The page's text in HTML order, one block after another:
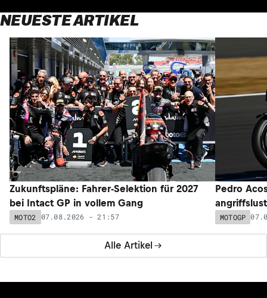
NEUESTE ARTIKEL
Alle Artikel
Zukunftspläne: Fahrer-Selektion für 2027
bei Intact GP in vollem Gang
MOTO2 07.08.2026 - 21:57
Pedro
MOTOGP